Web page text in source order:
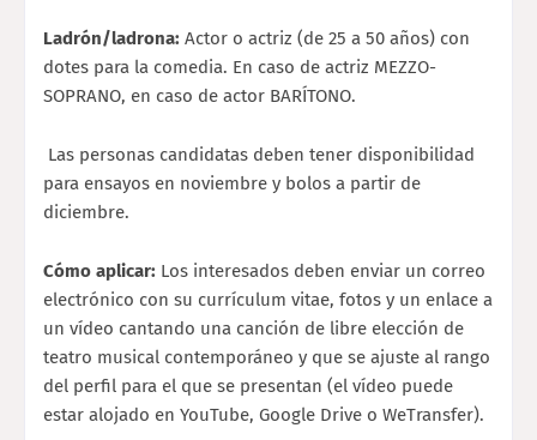
Ladrón/ladrona: Actor o actriz (de 25 a 50 años) con
dotes para la comedia. En caso de actriz MEZZO-
SOPRANO, en caso de actor BARÍTONO.
Las personas candidatas deben tener disponibilidad
para ensayos en noviembre y bolos a partir de
diciembre.
Cómo aplicar: Los interesados deben enviar un correo
electrónico con su currículum vitae, fotos y un enlace a
un vídeo cantando una canción de libre elección de
teatro musical contemporáneo y que se ajuste al rango
del perfil para el que se presentan (el vídeo puede
estar alojado en YouTube, Google Drive o WeTransfer).